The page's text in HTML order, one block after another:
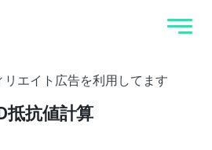
リエイト広告を利用してます
抵抗値計算